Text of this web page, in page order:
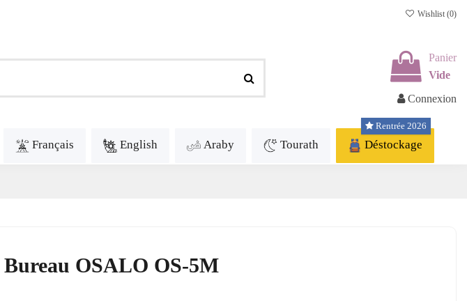
Wishlist (0)
Panier
Vide
Connexion
Français English Araby Tourath Déstockage
Rentrée 2026
OSALO OS-5M